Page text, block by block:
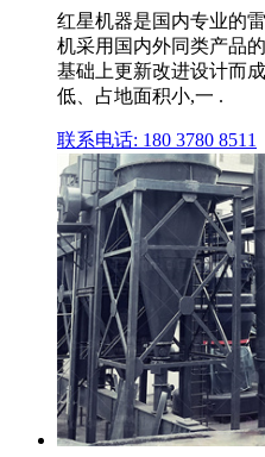
红星机器是国内专业的
机采用国内外同类产品
基础上更新改进设计而
低、占地面积小,一 .
联系电话: 180 3780 8511